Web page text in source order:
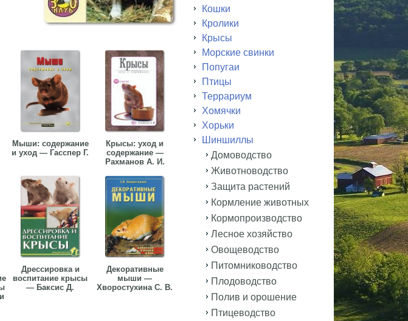
Мыши: содержание
и уход — Гасспер Г.
Крысы: уход и
содержание —
Рахманов А. И.
Дрессировка и
воспитание крысы
— Баксис Д.
Декоративные
мыши —
Хворостухина С. В.
Кошки
Кролики
Крысы
Морские свинки
Попугаи
Птицы
Террариум
Хомячки
Хорьки
Шиншиллы
Домоводство
Животноводство
Защита растений
Кормление животных
Кормопроизводство
Лесное хозяйство
Овощеводство
Питомниководство
Плодоводство
Полив и орошение
Птицеводство